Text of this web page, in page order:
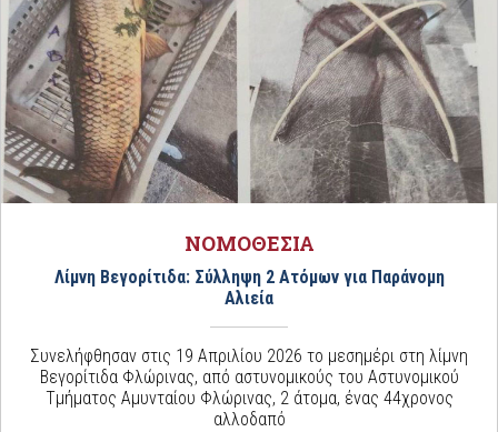
ΝΟΜΟΘΕΣΙΑ
Λίμνη Βεγορίτιδα: Σύλληψη 2 Ατόμων για Παράνομη
Αλιεία
Συνελήφθησαν στις 19 Απριλίου 2026 το μεσημέρι στη λίμνη
Βεγορίτιδα Φλώρινας, από αστυνομικούς του Αστυνομικού
Τμήματος Αμυνταίου Φλώρινας, 2 άτομα, ένας 44χρονος
αλλοδαπό